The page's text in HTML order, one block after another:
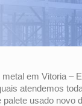
em Vitoria –
atendemos
usado novo